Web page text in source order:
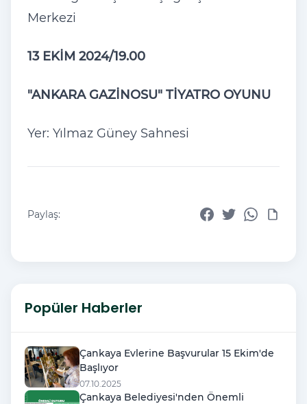
Merkezi
13 EKİM 2024/19.00
"ANKARA GAZİNOSU" TİYATRO OYUNU
Yer: Yılmaz Güney Sahnesi
Paylaş:
Popüler Haberler
Çankaya Evlerine Başvurular 15 Ekim'de
Başlıyor
07.10.2025
Çankaya Belediyesi'nden Önemli